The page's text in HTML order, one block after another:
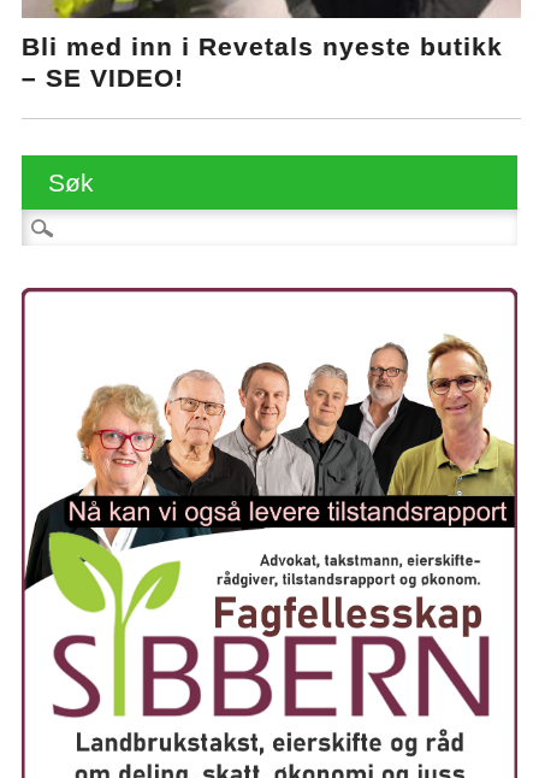
Bli med inn i Revetals nyeste butikk
– SE VIDEO!
Søk
Søk etter: